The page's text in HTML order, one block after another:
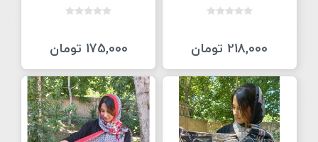
218,000 تومان 175,000 تومان